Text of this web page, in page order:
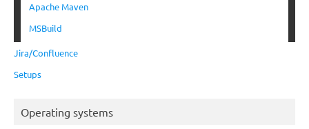
Apache Maven
MSBuild
Jira/Confluence
Setups
Operating systems